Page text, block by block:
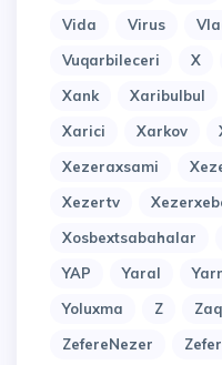
Vida
Virus
Vuqarbileceri
X
Xank
Xaribulbul
Xarici
Xarkov
Xezeraxsami
Xezertv
Xosbextsabahalar
YAP
Yaral
Yoluxma
Z
ZefereNezer